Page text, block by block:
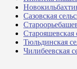
Сазовская
Тюльдинская
Чилибеевская